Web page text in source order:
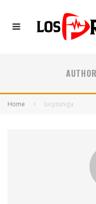
AUTHOR
Home lucyzuniga